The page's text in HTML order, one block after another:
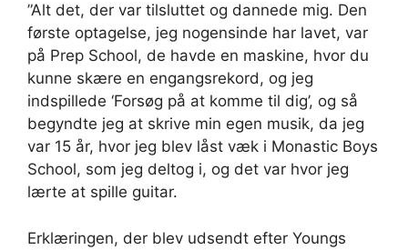
”Alt det, der var tilsluttet og dannede mig. Den
første optagelse, jeg nogensinde har lavet, var
på Prep School, de havde en maskine, hvor du
kunne skære en engangsrekord, og jeg
indspillede ‘Forsøg på at komme til dig’, og så
begyndte jeg at skrive min egen musik, da jeg
var 15 år, hvor jeg blev låst væk i Monastic Boys
School, som jeg deltog i, og det var hvor jeg
lærte at spille guitar.
Erklæringen, der blev udsendt efter Youngs